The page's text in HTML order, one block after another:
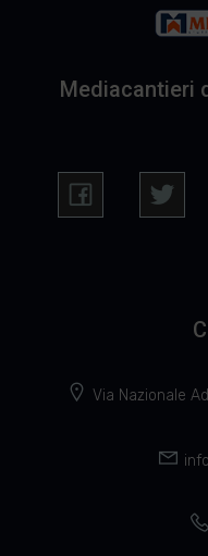
Mediacantieri
Via Nazionale